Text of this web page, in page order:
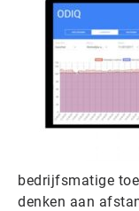
bedrijfsmatige
denken aan